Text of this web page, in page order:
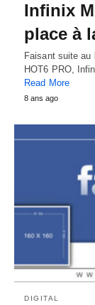
Infinix
place à
Faisant suite au
HOT6 PRO,
Read More
8 ans ago
DIGITAL